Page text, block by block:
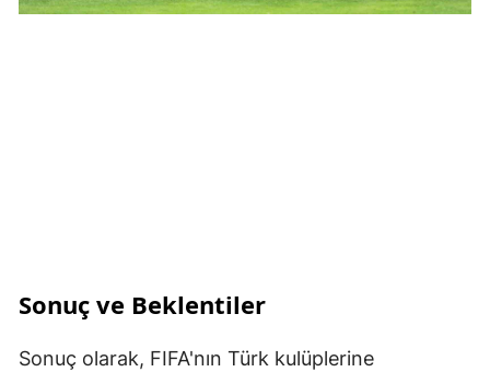
Sonuç ve Beklentiler
Sonuç olarak, FIFA'nın Türk kulüplerine